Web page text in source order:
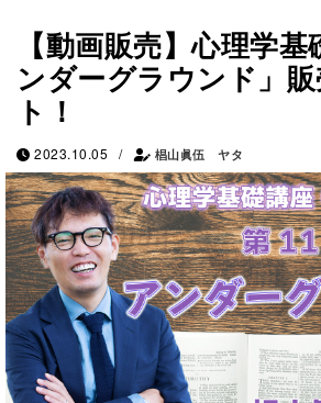
【動画販売】心理学
ンダーグラウンド」
ト！
2023.10.05 / 椙山眞伍 ヤタ